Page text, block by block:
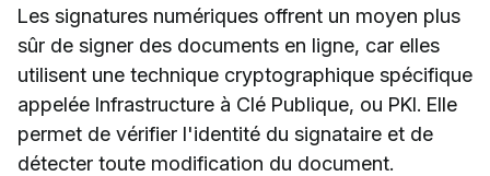
Les signatures numériques offrent un moyen plus
sûr de signer des documents en ligne, car elles
utilisent une technique cryptographique spécifique
appelée Infrastructure à Clé Publique, ou PKI. Elle
permet de vérifier l'identité du signataire et de
détecter toute modification du document.